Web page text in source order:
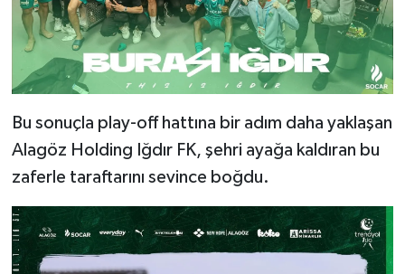
Bu sonuçla play-off hattına bir adım daha yaklaşan
Alagöz Holding Iğdır FK, şehri ayağa kaldıran bu
zaferle taraftarını sevince boğdu.